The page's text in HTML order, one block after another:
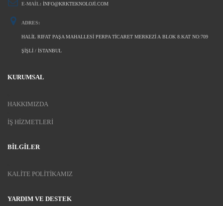
E-MAIL: INFO@KRKTEKNOLOJI.COM
ADRES:
HALIL RIFAT PAŞA MAHALLESI PERPA TICARET MERKEZI A BLOK 8.KAT NO:709
ŞIŞLI / İSTANBUL
KURUMSAL
HAKKIMIZDA
İŞ HIZMETLERI
BILGILER
KALITE POLITIKAMIZ
YARDIM VE DESTEK